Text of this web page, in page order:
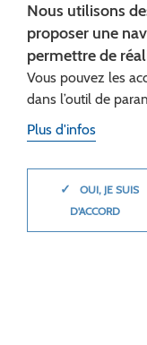
22 mai 2026
Développement
SAINT-SIMON
PONT SUR LE
Actualité
Nous utilisons
proposer une
permettre de
Vous pouvez les
dans l’outil de
Plus d'infos
✓
OUI, JE SUIS
D'ACCORD
MASQUER